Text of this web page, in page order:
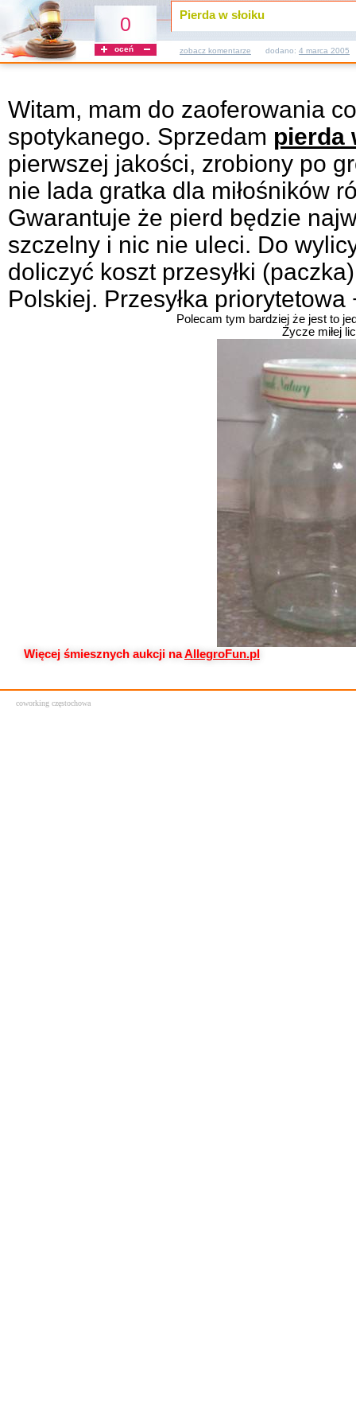
Witam, mam do zaoferowania
spotykanego. Sprzedam pierda
pierwszej jakości, zrobiony po
nie lada gratka dla miłośników
Gwarantuje że pierd będzie
szczelny i nic nie uleci. Do
doliczyć koszt przesyłki
Polskiej. Przesyłka priorytetowa
Polecam tym bardziej że jest to
Życze miłej
Więcej śmiesznych aukcji naAllegroFun.pl
0
oceń
Pierda w słoiku
zobacz komentarze dodano: 4 marca 2005
coworking częstochowa